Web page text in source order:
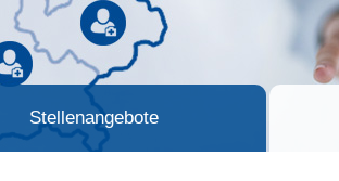
Stellenangebote